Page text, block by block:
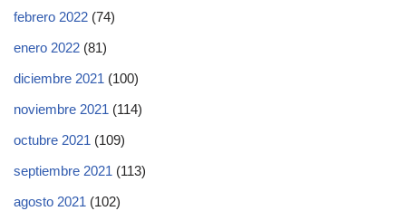
febrero 2022 (74)
enero 2022 (81)
diciembre 2021 (100)
noviembre 2021 (114)
octubre 2021 (109)
septiembre 2021 (113)
agosto 2021 (102)